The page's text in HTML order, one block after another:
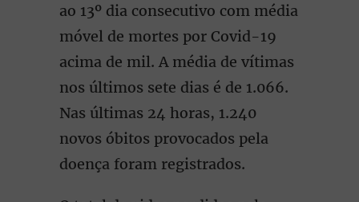
ao 13º dia consecutivo com média
móvel de mortes por Covid-19
acima de mil. A média de vítimas
nos últimos sete dias é de 1.066.
Nas últimas 24 horas, 1.240
novos óbitos provocados pela
doença foram registrados.